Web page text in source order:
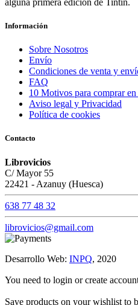
Información
Sobre Nosotros
Envío
Condiciones de venta y
FAQ
10 Motivos para comprar
Aviso legal y Privacidad
Política de cookies
Contacto
Librovicios
C/ Mayor 55
22421 - Azanuy (Huesca)
638 77 48 32
librovicios@gmail.com
Desarrollo Web: INPQ, 2020
You need to login or create
Save products on your wishlist to